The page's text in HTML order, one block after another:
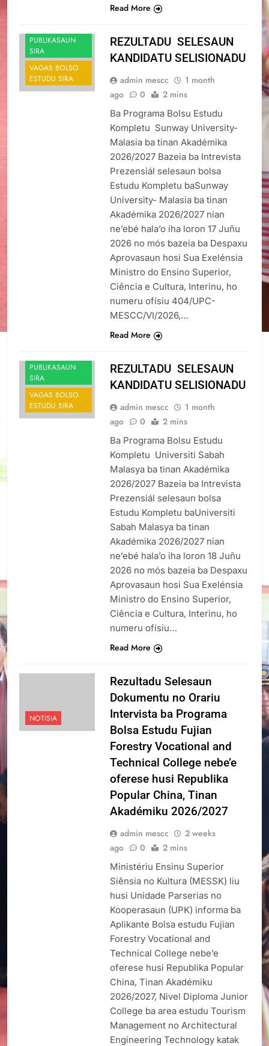
Read More
PUBLIKASAUN
SIRA
VAGAS BOLSO
ESTUDU SIRA
REZULTADU SELESAUN
KANDIDATU SELISIONADU
admin mescc
1 month
ago
0 2 mins
Ba Programa Bolsu Estudu
Kompletu Sunway University-
Malasia ba tinan Akadémika
2026/2027 Bazeia ba Intrevista
Prezensiál selesaun bolsa
Estudu Kompletu baSunway
University- Malasia ba tinan
Akadémika 2026/2027 nian
ne’ebé hala’o iha loron 17 Juñu
2026 no mós bazeia ba Despaxu
Aprovasaun hosi Sua Exelénsia
Ministro do Ensino Superior,
Ciência e Cultura, Interinu, ho
numeru ofísiu 404/UPC-
MESCC/VI/2026,…
Read More
PUBLIKASAUN
SIRA
VAGAS BOLSO
ESTUDU SIRA
REZULTADU SELESAUN
KANDIDATU SELISIONADU
admin mescc
1 month
ago
0 2 mins
Ba Programa Bolsu Estudu
Kompletu Universiti Sabah
Malasya ba tinan Akadémika
2026/2027 Bazeia ba Intrevista
Prezensiál selesaun bolsa
Estudu Kompletu baUniversiti
Sabah Malasya ba tinan
Akadémika 2026/2027 nian
ne’ebé hala’o iha loron 18 Juñu
2026 no mós bazeia ba Despaxu
Aprovasaun hosi Sua Exelénsia
Ministro do Ensino Superior,
Ciência e Cultura, Interinu, ho
numeru ofísiu…
Read More
NOTISIA
Rezultadu Selesaun
Dokumentu no Orariu
Intervista ba Programa
Bolsa Estudu Fujian
Forestry Vocational and
Technical College nebe’e
oferese husi Republika
Popular China, Tinan
Akadémiku 2026/2027
admin mescc
2 weeks
ago
0 2 mins
Ministériu Ensinu Superior
Siênsia no Kultura (MESSK) liu
husi Unidade Parserias no
Kooperasaun (UPK) informa ba
Aplikante Bolsa estudu Fujian
Forestry Vocational and
Technical College nebe’e
oferese husi Republika Popular
China, Tinan Akadémiku
2026/2027, Nivel Diploma Junior
College ba area estudu Tourism
Management no Architectural
Engineering Technology katak